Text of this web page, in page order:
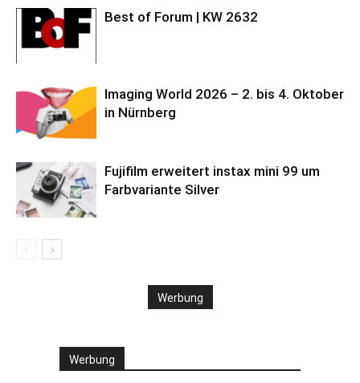
Best of Forum | KW 2632
Imaging World 2026 – 2. bis 4. Oktober
in Nürnberg
Fujifilm erweitert instax mini 99 um
Farbvariante Silver
Werbung
Werbung